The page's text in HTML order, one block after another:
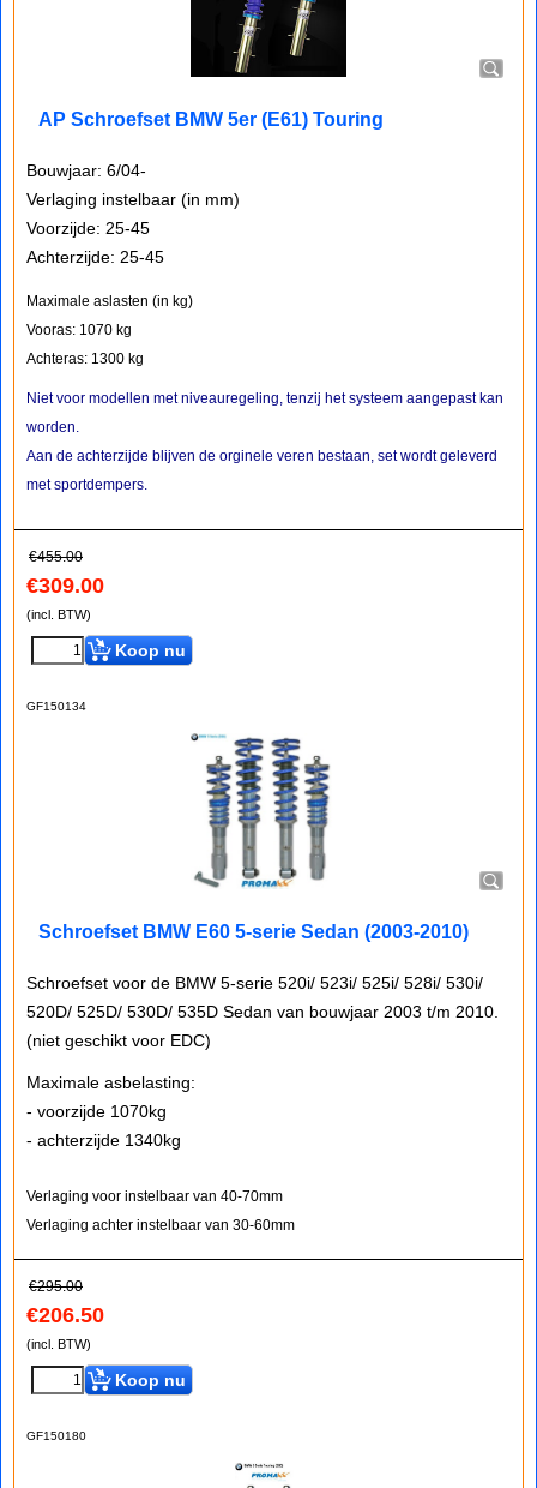
AP Schroefset BMW 5er (E61) Touring
Bouwjaar: 6/04-
Verlaging instelbaar (in mm)
Voorzijde: 25-45
Achterzijde: 25-45
Maximale aslasten (in kg)
Vooras: 1070 kg
Achteras: 1300 kg
Niet voor modellen met niveauregeling, tenzij het systeem aangepast kan
worden.
Aan de achterzijde blijven de orginele veren bestaan, set wordt geleverd
met sportdempers.
€455.00
€309.00
(incl. BTW)
Koop nu
GF150134
Schroefset BMW E60 5-serie Sedan (2003-2010)
Schroefset voor de BMW 5-serie 520i/ 523i/ 525i/ 528i/ 530i/
520D/ 525D/ 530D/ 535D Sedan van bouwjaar 2003 t/m 2010.
(niet geschikt voor EDC)
Maximale asbelasting:
- voorzijde 1070kg
- achterzijde 1340kg
Verlaging voor instelbaar van 40-70mm
Verlaging achter instelbaar van 30-60mm
€295.00
€206.50
(incl. BTW)
Koop nu
GF150180